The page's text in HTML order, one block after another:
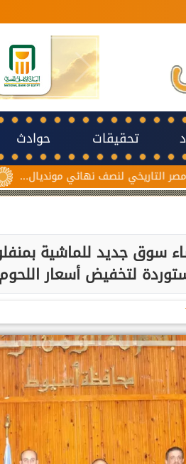
تحقيقات حوادث
مصر ضد نهائي مونديال...
سوق جديد للماشية
لتخفيض أسعار اللحوم